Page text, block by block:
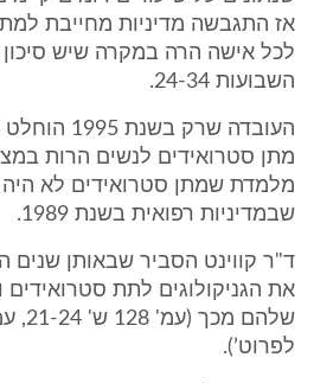
אז התגבשה מדיניות מחייבת
לכל אישה הרה במקרה שיש סיכון
השבועות 24-34.
העובדה שרק
מתן סטרואידים לנשים הרות
מלמדת שמתן סטרואידים לא היה
שבמדיניות רפואית בשנת 1989.
ד"ר קווינט הסביר שבאותן שנים
את הגניקולוגים לתת סטרואידים
לפרוט’).